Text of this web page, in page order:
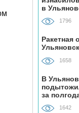
08.08,
В Госдуме
животных
08.08,
Каждый
в
1796
Ракетная
1658
В
за
1642